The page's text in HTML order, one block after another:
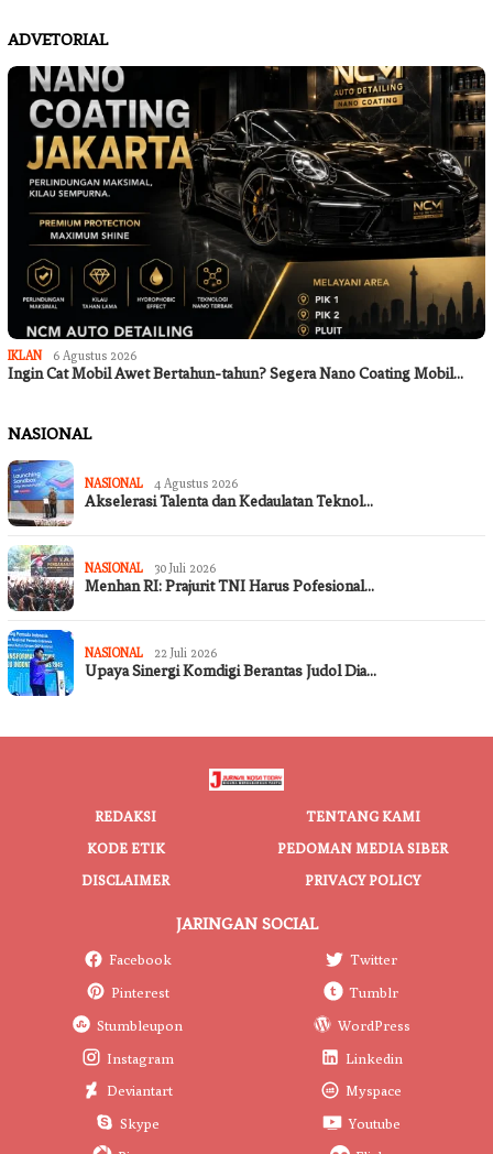
ADVETORIAL
IKLAN 6 Agustus 2026
Ingin Cat Mobil Awet Bertahun-tahun? Segera Nano Coating Mobil…
NASIONAL
NASIONAL 4 Agustus 2026
Akselerasi Talenta dan Kedaulatan Teknol…
NASIONAL 30 Juli 2026
Menhan RI: Prajurit TNI Harus Pofesional…
NASIONAL 22 Juli 2026
Upaya Sinergi Komdigi Berantas Judol Dia…
REDAKSI
TENTANG KAMI
KODE ETIK
PEDOMAN MEDIA SIBER
DISCLAIMER
PRIVACY POLICY
JARINGAN SOCIAL
Facebook
Twitter
Pinterest
Tumblr
Stumbleupon
WordPress
Instagram
Linkedin
Deviantart
Myspace
Skype
Youtube